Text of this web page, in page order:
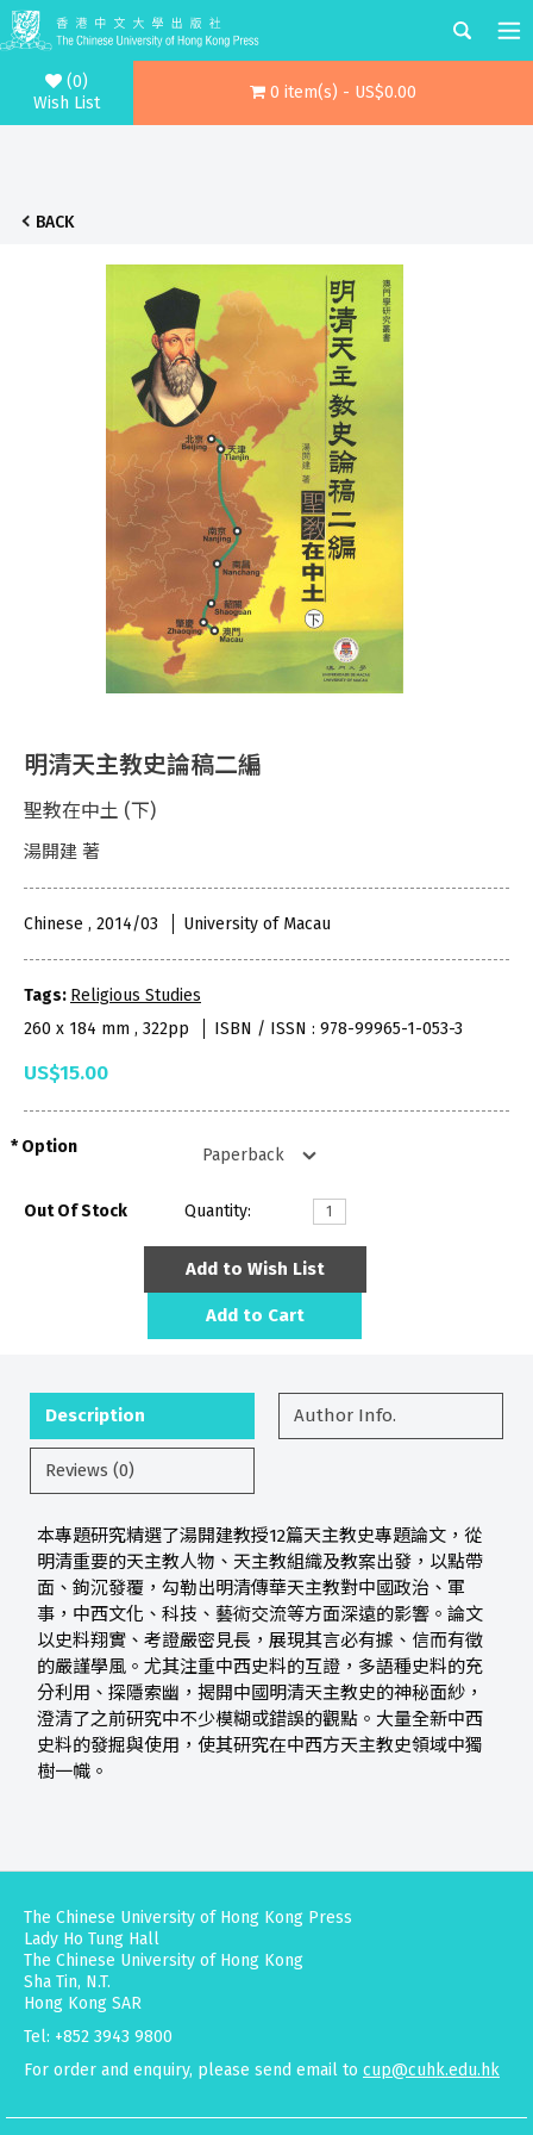
(0)
Wish List
0 item(s) - US$0.00
BACK
明清天主教史論稿二編
聖教在中土 (下)
湯開建 著
Chinese , 2014/03 University of Macau
Tags: Religious Studies
260 x 184 mm , 322pp
ISBN / ISSN : 978-99965-1-053-3
US$15.00
Option
Out Of Stock Quantity:
Add to Wish List
Add to Cart
Description Author Info.
Reviews (0)
本專題研究精選了湯開建教授12篇天主教史專題論文，從
明清重要的天主教人物、天主教組織及教案出發，以點帶
面、鉤沉發覆，勾勒出明清傳華天主教對中國政治、軍
事，中西文化、科技、藝術交流等方面深遠的影響。論文
以史料翔實、考證嚴密見長，展現其言必有據、信而有徵
的嚴謹學風。尤其注重中西史料的互證，多語種史料的充
分利用、探隱索幽，揭開中國明清天主教史的神秘面紗，
澄清了之前研究中不少模糊或錯誤的觀點。大量全新中西
史料的發掘與使用，使其研究在中西方天主教史領域中獨
樹一幟。
The Chinese University of Hong Kong Press
Lady Ho Tung Hall
The Chinese University of Hong Kong
Sha Tin, N.T.
Hong Kong SAR
Tel: +852 3943 9800
For order and enquiry, please send email to cup@cuhk.edu.hk